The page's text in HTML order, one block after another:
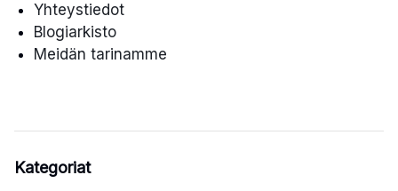
Yhteystiedot
Blogiarkisto
Meidän tarinamme
Kategoriat